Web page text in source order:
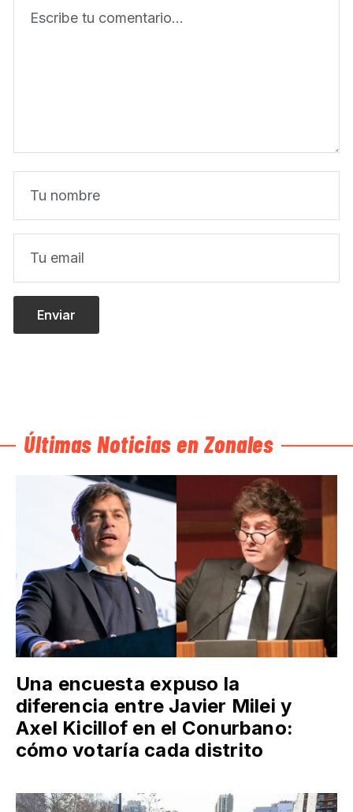
Últimas Noticias en Zonales
Una encuesta expuso la
diferencia entre Javier Milei y
Axel Kicillof en el Conurbano:
cómo votaría cada distrito